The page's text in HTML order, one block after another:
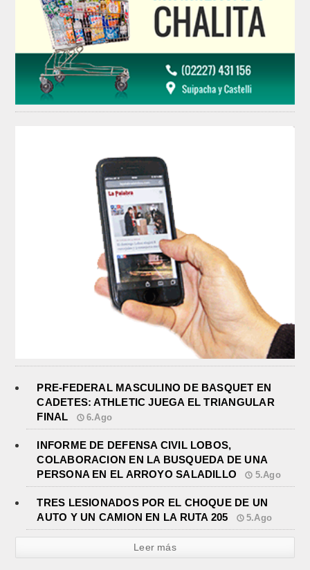
PRE-FEDERAL MASCULINO DE BASQUET EN
CADETES: ATHLETIC JUEGA EL TRIANGULAR
FINAL
6.Ago
INFORME DE DEFENSA CIVIL LOBOS,
COLABORACION EN LA BUSQUEDA DE UNA
PERSONA EN EL ARROYO SALADILLO
5.Ago
TRES LESIONADOS POR EL CHOQUE DE UN
AUTO Y UN CAMION EN LA RUTA 205
5.Ago
Leer más